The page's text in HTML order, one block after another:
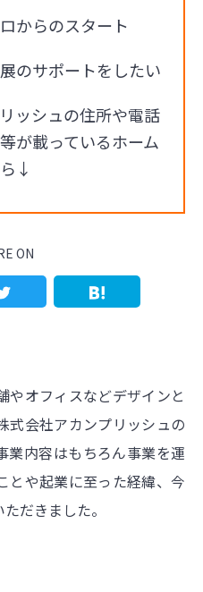
からのスタート
のサポートをしたい
ッシュの住所や電話
が載っているホーム
↓
ON
やオフィスなどデザインと
式会社アカンプリッシュの
業内容はもちろん事業を運
とや起業に至った経緯、今
だきました。